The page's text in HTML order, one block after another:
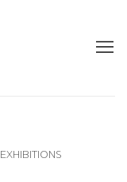
EXHIBITIONS